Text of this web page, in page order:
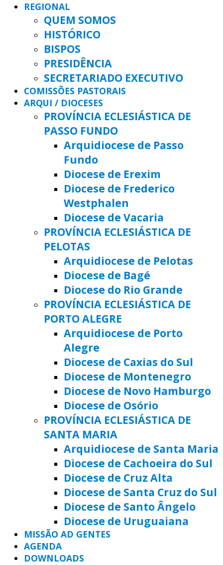
REGIONAL
QUEM SOMOS
HISTÓRICO
BISPOS
PRESIDÊNCIA
SECRETARIADO EXECUTIVO
COMISSÕES PASTORAIS
ARQUI / DIOCESES
PROVÍNCIA ECLESIÁSTICA DE
PASSO FUNDO
Arquidiocese de Passo
Fundo
Diocese de Erexim
Diocese de Frederico
Westphalen
Diocese de Vacaria
PROVÍNCIA ECLESIÁSTICA DE
PELOTAS
Arquidiocese de Pelotas
Diocese de Bagé
Diocese do Rio Grande
PROVÍNCIA ECLESIÁSTICA DE
PORTO ALEGRE
Arquidiocese de Porto
Alegre
Diocese de Caxias do Sul
Diocese de Montenegro
Diocese de Novo Hamburgo
Diocese de Osório
PROVÍNCIA ECLESIÁSTICA DE
SANTA MARIA
Arquidiocese de Santa Maria
Diocese de Cachoeira do Sul
Diocese de Cruz Alta
Diocese de Santa Cruz do Sul
Diocese de Santo Ângelo
Diocese de Uruguaiana
MISSÃO AD GENTES
AGENDA
DOWNLOADS